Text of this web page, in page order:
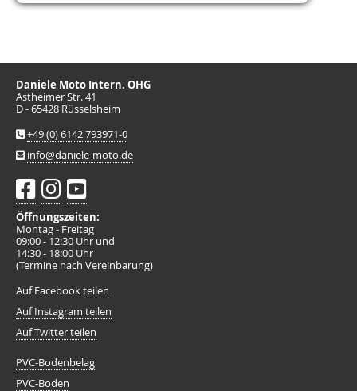
Daniele Moto Intern. OHG
Astheimer Str. 41
D - 65428 Rüsselsheim
+49 (0) 6142 793971-0
info@daniele-moto.de
Öffnungszeiten:
Montag - Freitag
09:00 - 12:30 Uhr und
14:30 - 18:00 Uhr
(Termine nach Vereinbarung)
Auf Facebook teilen
Auf Instagram teilen
Auf Twitter teilen
PVC-Bodenbelag
PVC-Boden